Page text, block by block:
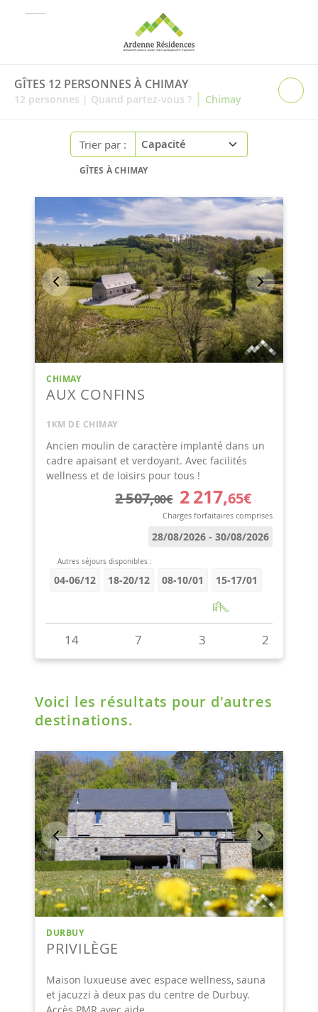
GÎTES 12 PERSONNES À CHIMAY
12 personnes | Quand partez-vous ? | Chimay
Trier par :
GÎTES À CHIMAY
Voici les résultats pour d'autres
destinations.